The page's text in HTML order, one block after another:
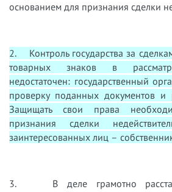
основанием для признания сделки
2. Контроль государства за
товарных знаков в
недостаточен: государственный
проверку поданных документов и
Защищать свои права
признания сделки
заинтересованных лиц –
3. В деле грамотно